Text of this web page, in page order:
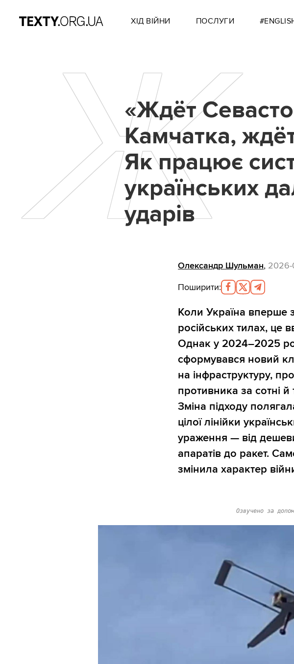
ХІД ВІЙНИ ПОСЛУГИ
Ж
«Ждёт
Камчатка,
Як працює
українських
ударів
Олександр Шульман,
Поширити:
Коли Україна вперше
російських тилах, це
Однак у 2024–2025
сформувався новий
на інфраструктуру,
противника за сотні й
Зміна підходу
цілої лінійки
ураження — від
апаратів до ракет.
змінила характер
Озвучено за